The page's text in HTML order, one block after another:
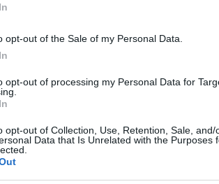
opt-out of the Sale of my Personal Data.
opt-out of processing my Personal Data for
opt-out of Collection, Use, Retention, Sale, and/
Data that Is Unrelated with the Purposes